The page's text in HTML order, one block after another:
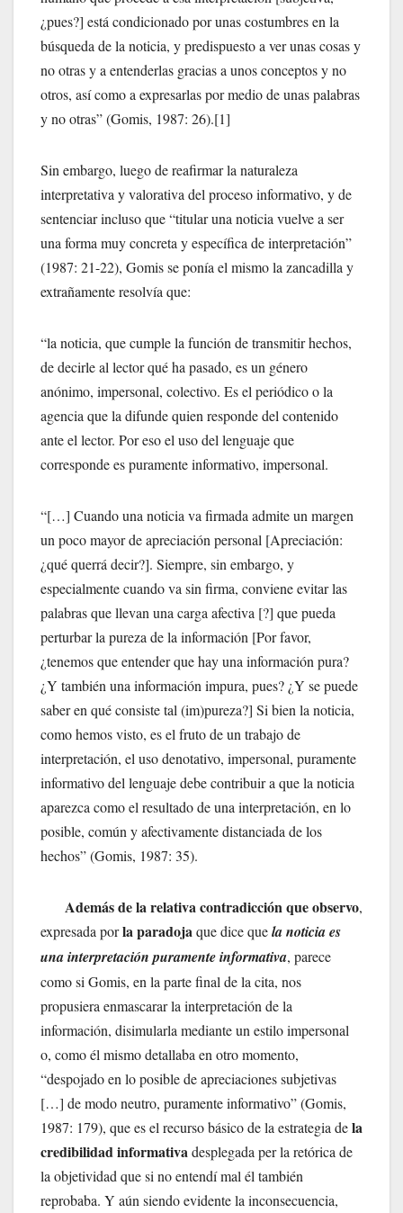
¿pues?] está condicionado por unas costumbres en la
búsqueda de la noticia, y predispuesto a ver unas cosas y
no otras y a entenderlas gracias a unos conceptos y no
otros, así como a expresarlas por medio de unas palabras
y no otras” (Gomis, 1987: 26).[1]
Sin embargo, luego de reafirmar la naturaleza
interpretativa y valorativa del proceso informativo, y de
sentenciar incluso que “titular una noticia vuelve a ser
una forma muy concreta y específica de interpretación”
(1987: 21-22), Gomis se ponía el mismo la zancadilla y
extrañamente resolvía que:
“la noticia, que cumple la función de transmitir hechos,
de decirle al lector qué ha pasado, es un género
anónimo, impersonal, colectivo. Es el periódico o la
agencia que la difunde quien responde del contenido
ante el lector. Por eso el uso del lenguaje que
corresponde es puramente informativo, impersonal.
“[…] Cuando una noticia va firmada admite un margen
un poco mayor de apreciación personal [Apreciación:
¿qué querrá decir?]. Siempre, sin embargo, y
especialmente cuando va sin firma, conviene evitar las
palabras que llevan una carga afectiva [?] que pueda
perturbar la pureza de la información [Por favor,
¿tenemos que entender que hay una información pura?
¿Y también una información impura, pues? ¿Y se puede
saber en qué consiste tal (im)pureza?] Si bien la noticia,
como hemos visto, es el fruto de un trabajo de
interpretación, el uso denotativo, impersonal, puramente
informativo del lenguaje debe contribuir a que la noticia
aparezca como el resultado de una interpretación, en lo
posible, común y afectivamente distanciada de los
hechos” (Gomis, 1987: 35).
Además de la relativa contradicción que observo,
expresada porla paradojaque dice quela noticia es
una interpretación puramente informativa, parece
como si Gomis, en la parte final de la cita, nos
propusiera enmascarar la interpretación de la
información, disimularla mediante un estilo impersonal
o, como él mismo detallaba en otro momento,
“despojado en lo posible de apreciaciones subjetivas
[…] de modo neutro, puramente informativo” (Gomis,
1987: 179), que es el recurso básico de la estrategia dela
credibilidad informativadesplegada per la retórica de
la objetividad que si no entendí mal él también
reprobaba. Y aún siendo evidente la inconsecuencia,